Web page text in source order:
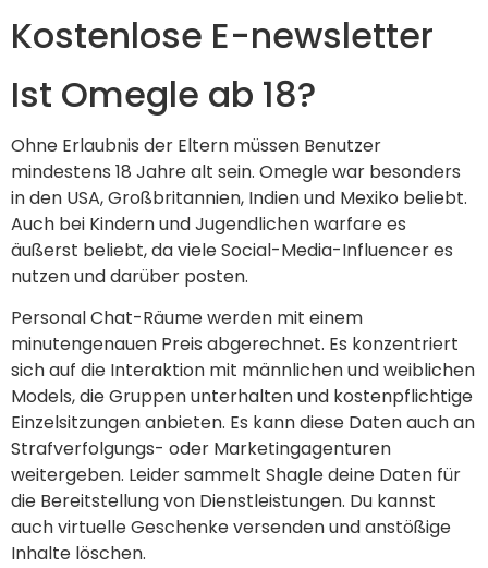
Kostenlose E-newsletter
Ist Omegle ab 18?
Ohne Erlaubnis der Eltern müssen Benutzer
mindestens 18 Jahre alt sein. Omegle war besonders
in den USA, Großbritannien, Indien und Mexiko beliebt.
Auch bei Kindern und Jugendlichen warfare es
äußerst beliebt, da viele Social-Media-Influencer es
nutzen und darüber posten.
Personal Chat-Räume werden mit einem
minutengenauen Preis abgerechnet. Es konzentriert
sich auf die Interaktion mit männlichen und weiblichen
Models, die Gruppen unterhalten und kostenpflichtige
Einzelsitzungen anbieten. Es kann diese Daten auch an
Strafverfolgungs- oder Marketingagenturen
weitergeben. Leider sammelt Shagle deine Daten für
die Bereitstellung von Dienstleistungen. Du kannst
auch virtuelle Geschenke versenden und anstößige
Inhalte löschen.